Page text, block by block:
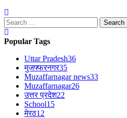
Search
for:
Popular Tags
Uttar Pradesh36
मुजफ्फरनगर35
Muzaffarnagar news33
Muzaffarnagar26
उत्तर प्रदेश22
School15
मेरठ12